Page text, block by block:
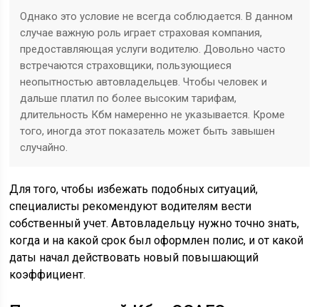
Однако это условие не всегда соблюдается. В данном
случае важную роль играет страховая компания,
предоставляющая услуги водителю. Довольно часто
встречаются страховщики, пользующиеся
неопытностью автовладельцев. Чтобы человек и
дальше платил по более высоким тарифам,
длительность Кбм намеренно не указывается. Кроме
того, иногда этот показатель может быть завышен
случайно.
Для того, чтобы избежать подобных ситуаций,
специалисты рекомендуют водителям вести
собственный учет. Автовладельцу нужно точно знать,
когда и на какой срок был оформлен полис, и от какой
даты начал действовать новый повышающий
коэффициент.